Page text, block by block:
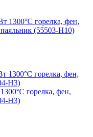
1300°С горелка, фен,
(55503-H10)
горелка, фен,
H3)